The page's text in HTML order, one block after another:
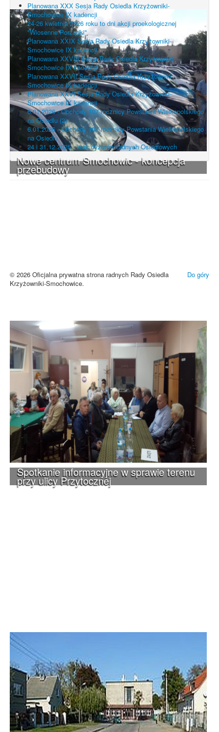
Nowe centrum Smochowic - koncepcja
przebudowy
Spotkanie informacyjne w sprawie terenu
przy ulicy Przytocznej
Planowana XXX Sesja Rady Osiedla Krzyżowniki-
Smochowice IX kadencji
24-26 kwietnia 2026 roku to dni akcji proekologicznej
"Wiosenne Porządki"
Planowana XXIX Sesja Rady Osiedla Krzyżowniki-
Smochowice IX kadencji
Planowana XXVIII Sesja Rady Osiedla Krzyżowniki-
Smochowice IX kadencji
Planowana XXVII Sesja Rady Osiedla Krzyżowniki-
Smochowice IX kadencji
Planowana XXVI Sesja Rady Osiedla Krzyżowniki-
Smochowice IX kadencji
6.01.2026 - Obchody 107 rocznicy Powstania Wielkopolskiego
na Osiedlu (2)
6.01.2026 - Obchody 107 rocznicy Powstania Wielkopolskiego
na Osiedlu
24 i 31.12.2025 - brak dyżurów radnych Osiedlowych
Do góry
© 2026 Oficjalna prywatna strona radnych Rady Osiedla
Krzyżowniki-Smochowice.